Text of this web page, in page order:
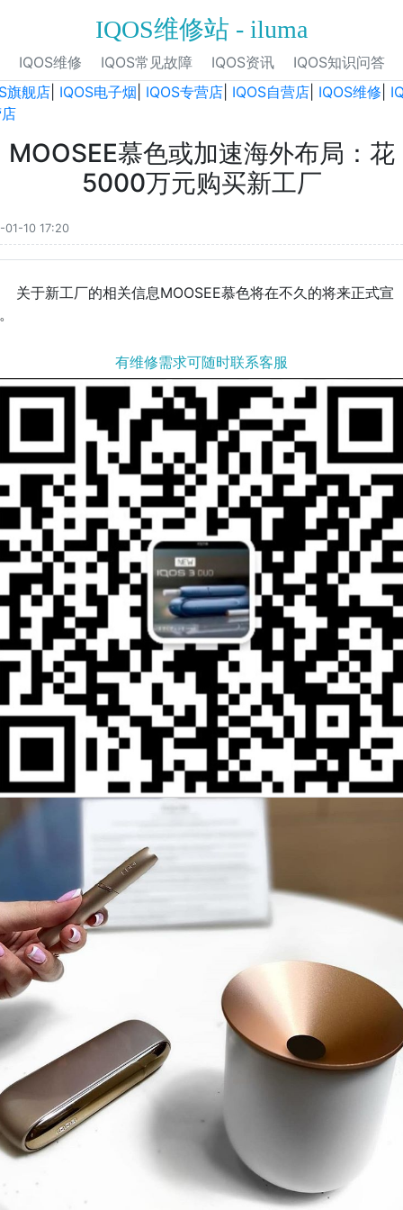
IQOS维修站 - iluma
IQOS维修 IQOS常见故障 IQOS资讯
IQOS知识问答
旗舰店 IQOS电子烟 IQOS专营店 IQOS自营店 IQOS维修
MOOSEE慕色或加速海外布局：花
5000万元购买新工厂
01-10 17:20
关于新工厂的相关信息MOOSEE慕色将在不久的将来正式宣
有维修需求可随时联系客服